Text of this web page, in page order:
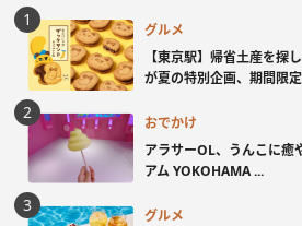
グルメ
【東京駅】帰省土産を
が夏の特別企画、期間限
おでかけ
アラサーOL、うんこに癒
アム YOKOHAMA ...
グルメ